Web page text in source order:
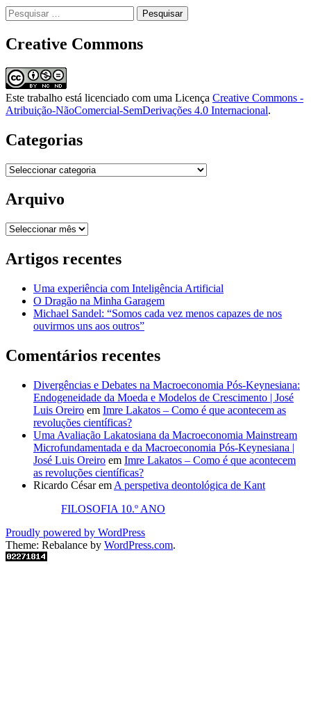
Pesquisar
por:
Creative Commons
Este trabalho está licenciado com uma Licença Creative Commons -
Atribuição-NãoComercial-SemDerivações 4.0 Internacional.
Categorias
Categorias
Arquivo
Arquivo
Artigos recentes
Uma experiência com Inteligência Artificial
O Dragão na Minha Garagem
Michael Sandel: “Somos cada vez menos capazes de nos
ouvirmos uns aos outros”
Comentários recentes
Divergências e Debates na Macroeconomia Pós-Keynesiana:
Endogeneidade da Moeda e Modelos de Crescimento | José
Luis Oreiro em Imre Lakatos – Como é que acontecem as
revoluções científicas?
Uma Avaliação Lakatosiana da Macroeconomia Mainstream
Microfundamentada e da Macroeconomia Pós-Keynesiana |
José Luis Oreiro em Imre Lakatos – Como é que acontecem
as revoluções científicas?
Ricardo Césarem A perspetiva deontológica de Kant
FILOSOFIA 10.º ANO
Proudly powered by WordPress
Theme: Rebalance by WordPress.com.